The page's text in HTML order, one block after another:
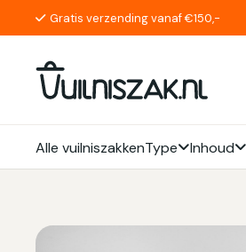
Gratis verzending vanaf €150,-
Alle vuilniszakkenType Inhoud